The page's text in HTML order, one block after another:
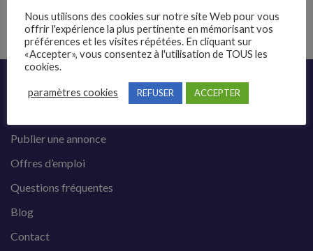
Publier une annonce
Offres d’emploi
Questions fréquentes
Blog
Contact
Nous utilisons des cookies sur notre site Web pour vous
offrir l'expérience la plus pertinente en mémorisant vos
préférences et les visites répétées. En cliquant sur
«Accepter», vous consentez à l'utilisation de TOUS les
cookies.
paramètres cookies REFUSER ACCEPTER